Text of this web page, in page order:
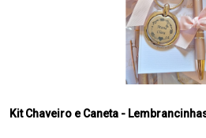
Kit Chaveiro e Caneta -